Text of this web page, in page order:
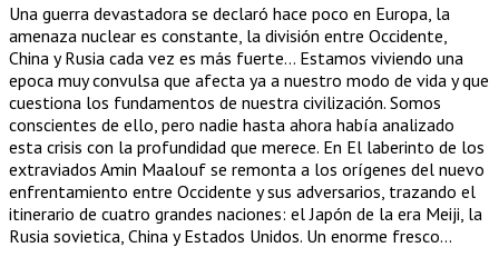
Una guerra devastadora se declaró hace poco en Europa, la
amenaza nuclear es constante, la división entre Occidente,
China y Rusia cada vez es más fuerte… Estamos viviendo una
epoca muy convulsa que afecta ya a nuestro modo de vida y que
cuestiona los fundamentos de nuestra civilización. Somos
conscientes de ello, pero nadie hasta ahora había analizado
esta crisis con la profundidad que merece. En El laberinto de los
extraviados Amin Maalouf se remonta a los orígenes del nuevo
enfrentamiento entre Occidente y sus adversarios, trazando el
itinerario de cuatro grandes naciones: el Japón de la era Meiji, la
Rusia sovietica, China y Estados Unidos. Un enorme fresco…